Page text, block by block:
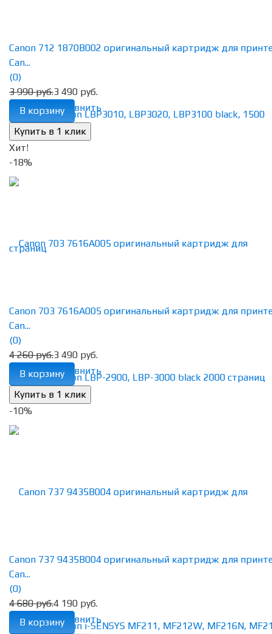
избранное сравнить
Canon 712 1870B002 оригинальный картридж для
Can...
(0)
3 990 руб.3 490 руб.
В корзину
Хит!
-18%
избранное сравнить
Canon 703 7616A005 оригинальный картридж для
Can...
(0)
4 260 руб.3 490 руб.
В корзину
-10%
избранное сравнить
Canon 737 9435B004 оригинальный картридж для
Can...
(0)
4 680 руб.4 190 руб.
В корзину